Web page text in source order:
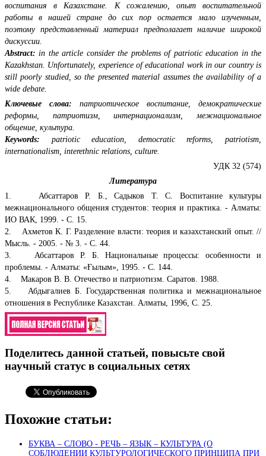
воспитания в Казахстане. К сожалению, опыт воспитательной
работы в нашей стране до сих пор остается мало изученным,
поэтому представленный материал предполагает наличие широкой
дискуссии.
Abstract: in the article consider the problems of patriotic education in the
Kazakhstan. Unfortunately, experience of educational work in our country is
still poorly studied, so the presented material assumes the availability of a
wide debate.
Ключевые слова: патриотическое воспитание, демократические
реформы, патриотизм, интернационализм, межнациональное
общение, культура.
Keywords: patriotic education, democratic reforms, patriotism,
internationalism, interethnic relations, culture.
УДК 32 (574)
Литература
1. Абсаттаров Р. Б., Садыков Т. С. Воспитание культуры
межнационального общения студентов: теория и практика. - Алматы:
ИО ВАК, 1999. - С. 15.
2. Ахметов К. Г. Разделение власти: теория и казахстанский опыт. //
Мысль. - 2005. - № 3. - C. 44.
3. Абсаттаров Р. Б. Национальные процессы: особенности и
проблемы. - Алматы: «Ғылым», 1995. - С. 144.
4. Макаров В. В. Отечество и патриотизм. Саратов. 1988.
5. Абдыгалиев Б. Государственная политика и межнациональное
отношения в Республике Казахстан. Алматы, 1996, С. 25.
Поделитесь данной статьей, повысьте свой
научный статус в социальных сетях
Похожие статьи:
БУКВА – СЛОВО - РЕЧЬ – ЯЗЫК – КУЛЬТУРА (О
СОБЛЮДЕНИИ КУЛЬТУРОЛОГИЧЕСКОГО ПРИНЦИПА ПРИ